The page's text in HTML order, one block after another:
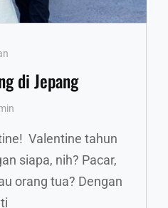
di Jepang
Valentine tahun
siapa, nih? Pacar,
orang tua? Dengan